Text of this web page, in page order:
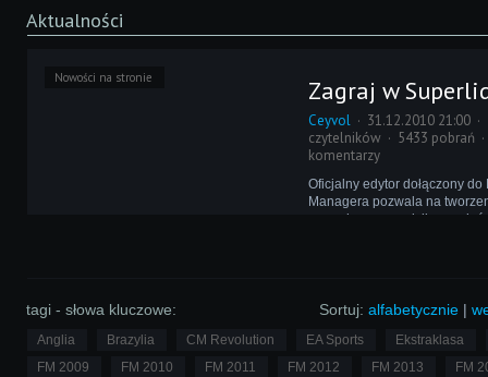
Aktualności
Nowości na stronie Zagraj w
Ceyvol 31.12.2010 21:00
czytelników
5433 pobrań
komentarzy
Oficjalny edytor dołączony do
Managera pozwala na
nowych rozgrywek ligowych
Sortuj: alfabetycznie |
tagi - słowa kluczowe:
Anglia Brazylia CM Revolution EA Sports
Ekstraklasa
FM 2009
FM 2010 FM 2011 FM 2012 FM 2013
FM